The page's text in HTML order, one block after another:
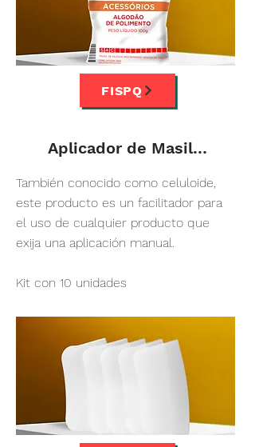
FISPQ
Aplicador de Masillas
También conocido como celuloide,
este producto es un facilitador para
el uso de cualquier producto que
exija una aplicación manual.
Kit con 10 unidades